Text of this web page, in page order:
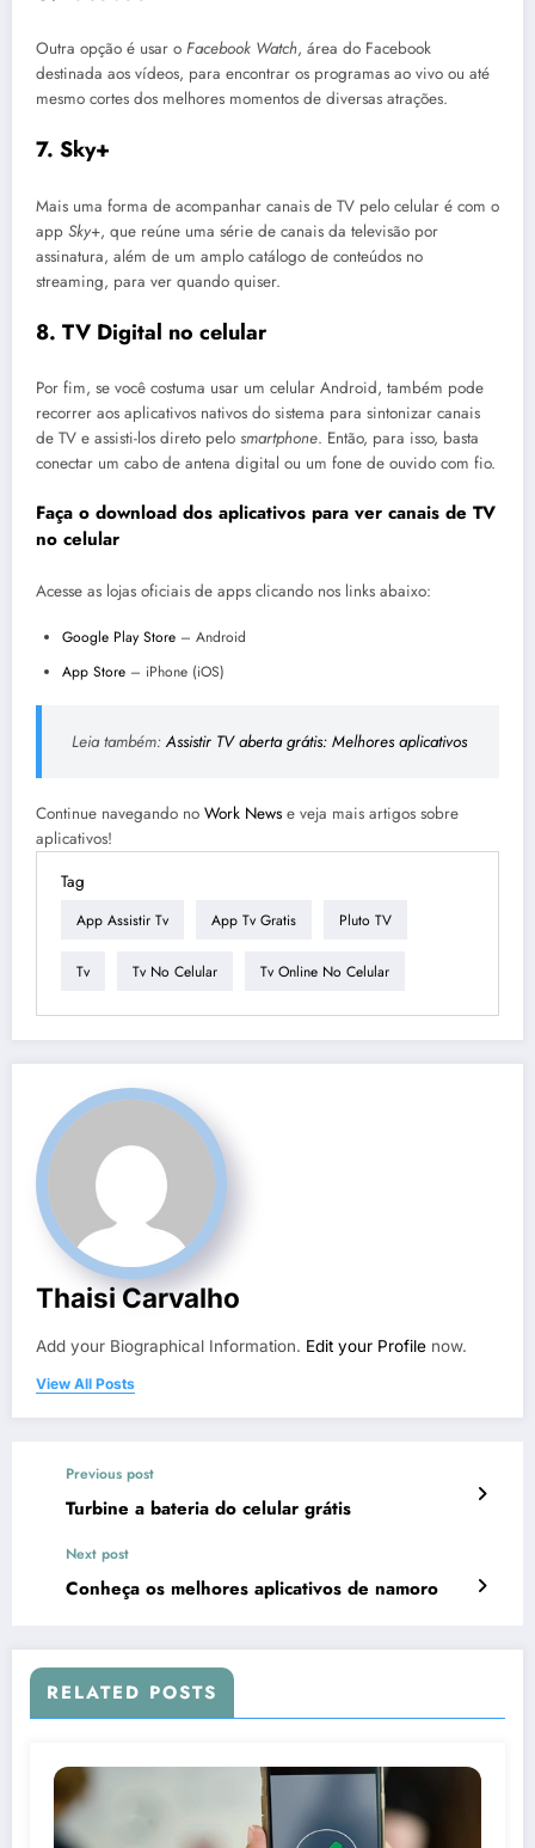
Outra opção é usar o Facebook Watch, área do Facebook
destinada aos vídeos, para encontrar os programas ao vivo ou até
mesmo cortes dos melhores momentos de diversas atrações.
7. Sky+
Mais uma forma de acompanhar canais de TV pelo celular é com o
app Sky+, que reúne uma série de canais da televisão por
assinatura, além de um amplo catálogo de conteúdos no
streaming, para ver quando quiser.
8. TV Digital no celular
Por fim, se você costuma usar um celular Android, também pode
recorrer aos aplicativos nativos do sistema para sintonizar canais
de TV e assisti-los direto pelo smartphone. Então, para isso, basta
conectar um cabo de antena digital ou um fone de ouvido com fio.
Faça o download dos aplicativos para ver canais de TV
no celular
Acesse as lojas oficiais de apps clicando nos links abaixo:
Google Play Store – Android
App Store – iPhone (iOS)
Leia também:Assistir TV aberta grátis: Melhores aplicativos
Continue navegando no Work News e veja mais artigos sobre
aplicativos!
Tag
App Assistir Tv App Tv Gratis Pluto TV
Tv Tv No Celular Tv Online No Celular
Thaisi Carvalho
Add your Biographical Information. Edit your Profile now.
View All Posts
Previous post
Turbine a bateria do celular grátis
Next post
Conheça os melhores aplicativos de namoro
RELATED POSTS